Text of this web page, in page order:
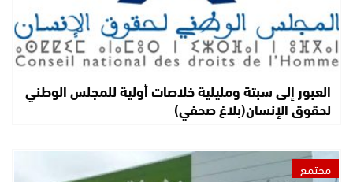
العبور إلى سبتة ومليلية خلاصات أولية للمجلس الوطني
لحقوق الإنسان(بلاغ صحفي)
مجتمع